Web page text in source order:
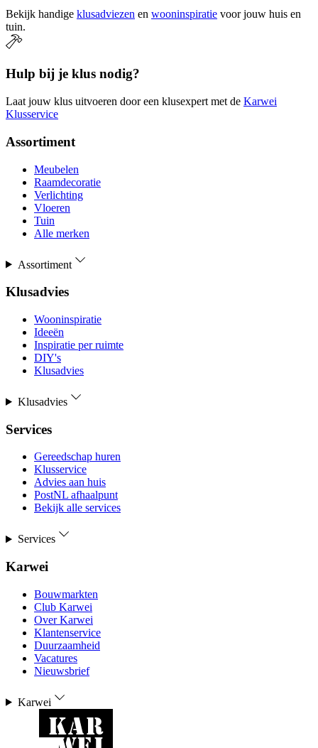
Bekijk handige klusadviezen en wooninspiratie voor jouw huis en
tuin.
Hulp bij je klus nodig?
Laat jouw klus uitvoeren door een klusexpert met de Karwei
Klusservice
Assortiment
Meubelen
Raamdecoratie
Verlichting
Vloeren
Tuin
Alle merken
Assortiment
Klusadvies
Wooninspiratie
Ideeën
Inspiratie per ruimte
DIY's
Klusadvies
Klusadvies
Services
Gereedschap huren
Klusservice
Advies aan huis
PostNL afhaalpunt
Bekijk alle services
Services
Karwei
Bouwmarkten
Club Karwei
Over Karwei
Klantenservice
Duurzaamheid
Vacatures
Nieuwsbrief
Karwei